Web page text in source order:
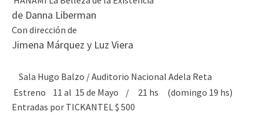
de Danna Liberman
Con dirección de
Jimena Márquez y Luz Viera
Sala Hugo Balzo / Auditorio Nacional Adela Reta
Estreno 11 al 15 de Mayo / 21 hs (domingo 19 hs)
Entradas por TICKANTEL $ 500